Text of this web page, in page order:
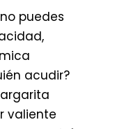
puedes
acudir?
valiente